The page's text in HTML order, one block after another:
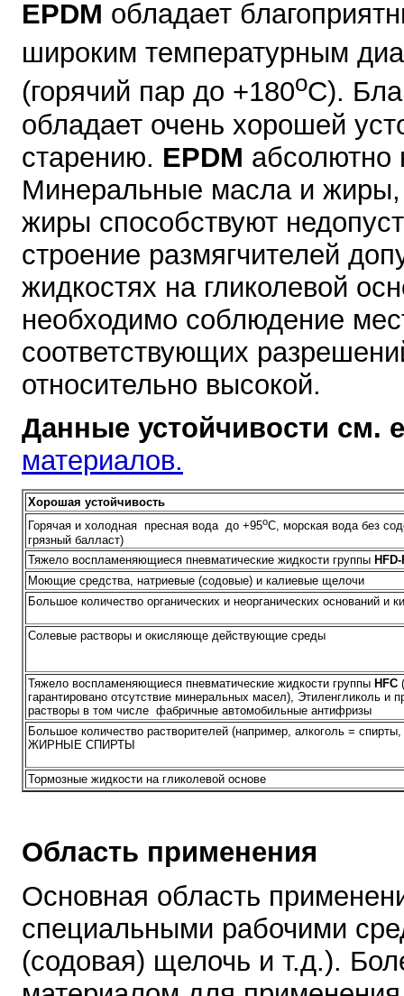
EPDM обладает
широким температурным
(горячий пар до +180oС).
обладает очень хорошей
старению. EPDM абсолютно
Минеральные масла и жиры,
жиры способствуют
строение размягчителей
жидкостях на гликолевой
необходимо соблюдение
соответствующих
относительно высокой.
Данные устойчивости см.
материалов.
Хорошая устойчивость
Горячая и холодная пресная вода до +95oС, морская вода без
грязный балласт)
Тяжело воспламеняющиеся пневматические жидкости группы HFD-
Моющие средства, натриевые (содовые) и калиевые щелочи
Большое количество органических и неорганических оснований и
Солевые растворы и окисляюще действующие среды
Тяжело воспламеняющиеся пневматические жидкости группы HFC
гарантировано отсутствие минеральных масел), Этиленгликоль и
растворы в том числе фабричные автомобильные антифризы
Большое количество растворителей (например, алкоголь =
ЖИРНЫЕ СПИРТЫ
Тормозные жидкости на гликолевой основе
Область применения
Основная область
специальными рабочими
(содовая) щелочь и т.д.).